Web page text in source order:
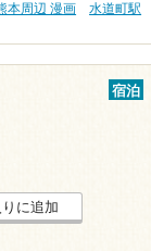
本周辺 漫画
水道町駅
宿泊
に追加